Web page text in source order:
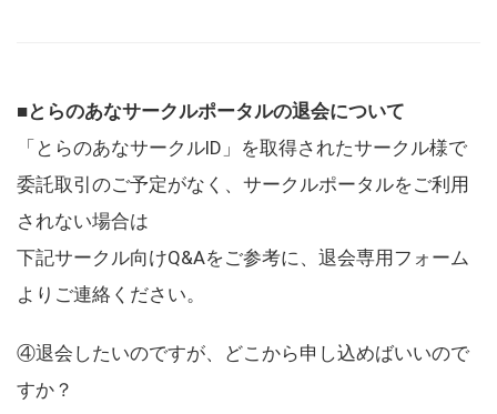
■とらのあなサークルポータルの退会について
「とらのあなサークルID」を取得されたサークル様で
委託取引のご予定がなく、サークルポータルをご利用
されない場合は
下記サークル向けQ&Aをご参考に、退会専用フォーム
よりご連絡ください。
④退会したいのですが、どこから申し込めばいいので
すか？